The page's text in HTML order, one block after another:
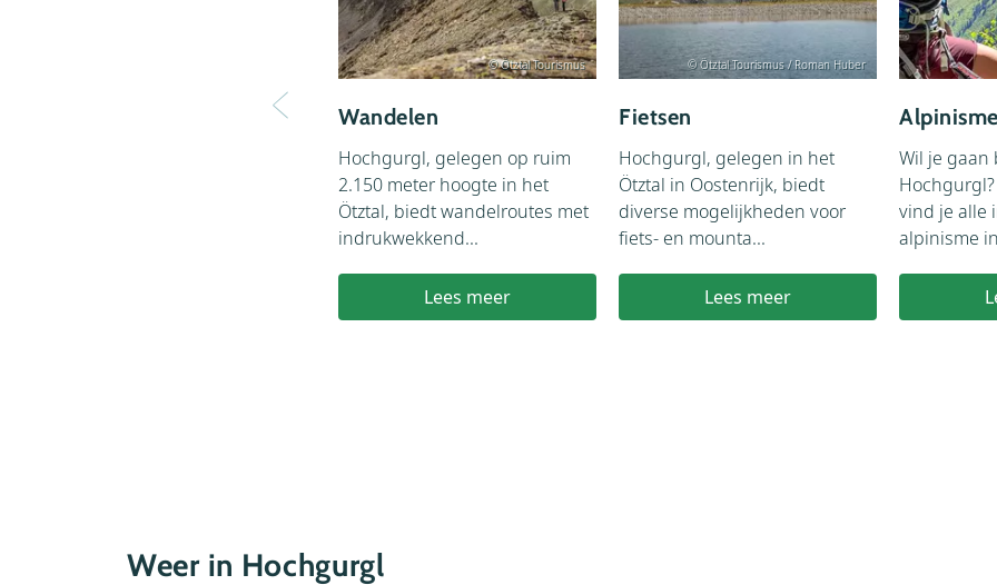
© Ötztal Tourismus
Wandelen
Hochgurgl, gelegen op ruim
2.150 meter hoogte in het
Ötztal, biedt wandelroutes met
indrukwekkend...
Lees meer
© Ötztal Tourismus / Roman Huber
Fietsen
Hochgurgl, gelegen in het
Ötztal in Oostenrijk, biedt
diverse mogelijkheden voor
fiets- en mounta...
Lees meer
Alpinisme
Wil je
vind je alle
alpinisme
Weer in Hochgurgl